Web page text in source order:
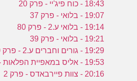
18:43 - כוח פיג'יי - פרק 20
19:07 - בלואי - פרק 37
19:14 - בלואי ע.2 - פרק 80
19:21 - בלואי - פרק 39
19:29 - גורים וחברים ע.2 - פרק 30
19:53 - אליס במאפיית הפלאות - פרק 5
20:16 - צוות פיירבאדס - פרק 2